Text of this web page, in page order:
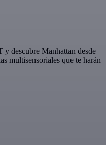
descubre Manhattan desde
multisensoriales que te harán